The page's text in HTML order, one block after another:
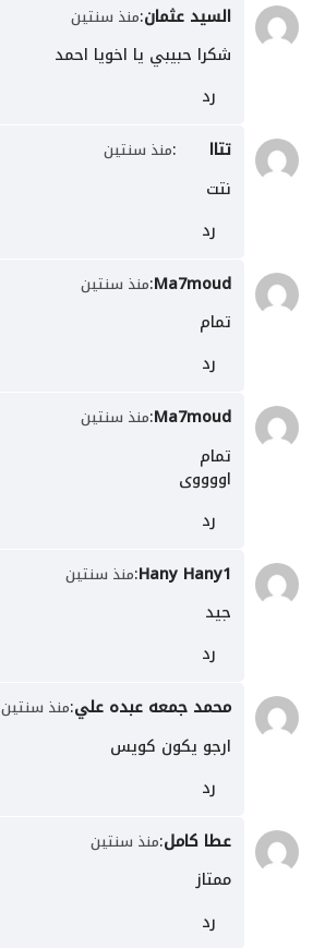
السيد عثمان:منذ سنتين
شكرا حبيبي يا اخويا احمد
رد
تتاا
:منذ سنتين
نتت
رد
Ma7moud
:منذ سنتين
تمام
رد
Ma7moud
:منذ سنتين
تمام
اووووى
رد
Hany Hany1
:منذ سنتين
جيد
رد
محمد جمعه عبده علي:منذ سنتين
ارجو يكون كويس
رد
عطا كامل:منذ سنتين
ممتاز
رد